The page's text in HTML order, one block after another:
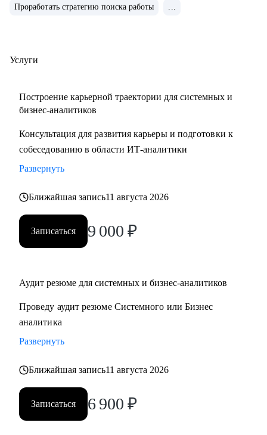
корпоративные системы (CRM, ERP)
• Составить план профессионального развития
• Расширить ИТ-кругозор и прокачаться по темам:
- интеграция сервисов
- проектирование API
- проектирование БД
- архитектурные паттерны
Кому могу помочь:
• Системным аналитикам
• Руководителям проектов в ИТ
Проработать стратегию поиска работы ...
Услуги
Построение карьерной траектории для системных и
бизнес-аналитиков
Консультация для развития карьеры и подготовки к
собеседованию в области ИТ-аналитики
Развернуть
Ближайшая запись11 августа 2026
Записаться 9 000 ₽
Аудит резюме для системных и бизнес-аналитиков
Проведу аудит резюме Системного или Бизнес
аналитика
Развернуть
Ближайшая запись11 августа 2026
Записаться 6 900 ₽